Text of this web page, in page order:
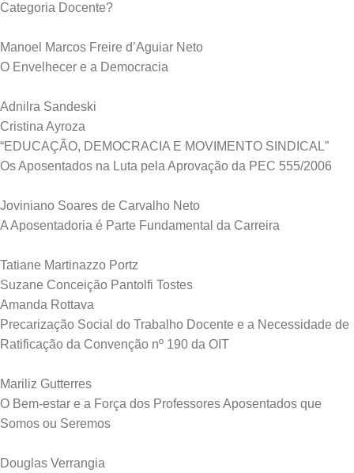
Categoria Docente?
Manoel Marcos Freire d’Aguiar Neto
O Envelhecer e a Democracia
Adnilra Sandeski
Cristina Ayroza
“EDUCAÇÃO, DEMOCRACIA E MOVIMENTO SINDICAL”
Os Aposentados na Luta pela Aprovação da PEC 555/2006
Joviniano Soares de Carvalho Neto
A Aposentadoria é Parte Fundamental da Carreira
Tatiane Martinazzo Portz
Suzane Conceição Pantolfi Tostes
Amanda Rottava
Precarização Social do Trabalho Docente e a Necessidade de
Ratificação da Convenção nº 190 da OIT
Mariliz Gutterres
O Bem-estar e a Força dos Professores Aposentados que
Somos ou Seremos
Douglas Verrangia